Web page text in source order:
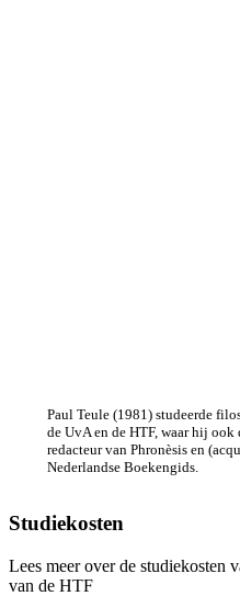
Paul Teule (1981) studeerde
de UvA en de HTF, waar hij
redacteur van Phronèsis en
Nederlandse Boekengids.
Studiekosten
Lees meer over de studiekosten
van de HTF